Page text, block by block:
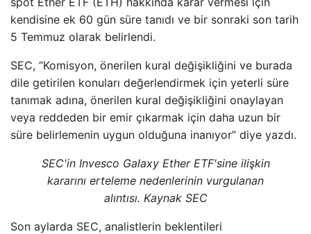
kendisine ek 60 gün süre tanıdı ve bir sonraki son tarih
5 Temmuz olarak belirlendi.
SEC, “Komisyon, önerilen kural değişikliğini ve burada
dile getirilen konuları değerlendirmek için yeterli süre
tanımak adına, önerilen kural değişikliğini onaylayan
veya reddeden bir emir çıkarmak için daha uzun bir
süre belirlemenin uygun olduğuna inanıyor” diye yazdı.
SEC'in Invesco Galaxy Ether ETF'sine ilişkin
kararını erteleme nedenlerinin vurgulanan
alıntısı. Kaynak SEC
Son aylarda SEC, analistlerin beklentileri